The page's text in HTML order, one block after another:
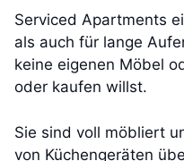
Serviced Apartments
als auch für lange
keine eigenen Möbel
oder kaufen willst.
Sie sind voll möbliert
von Küchengeräten